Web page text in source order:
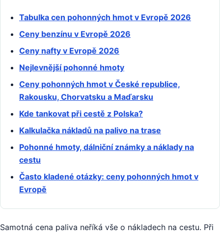
Tabulka cen pohonných hmot v Evropě 2026
Ceny benzínu v Evropě 2026
Ceny nafty v Evropě 2026
Nejlevnější pohonné hmoty
Ceny pohonných hmot v České republice,
Rakousku, Chorvatsku a Maďarsku
Kde tankovat při cestě z Polska?
Kalkulačka nákladů na palivo na trase
Pohonné hmoty, dálniční známky a náklady na
cestu
Často kladené otázky: ceny pohonných hmot v
Evropě
Samotná cena paliva neříká vše o nákladech na cestu. Při